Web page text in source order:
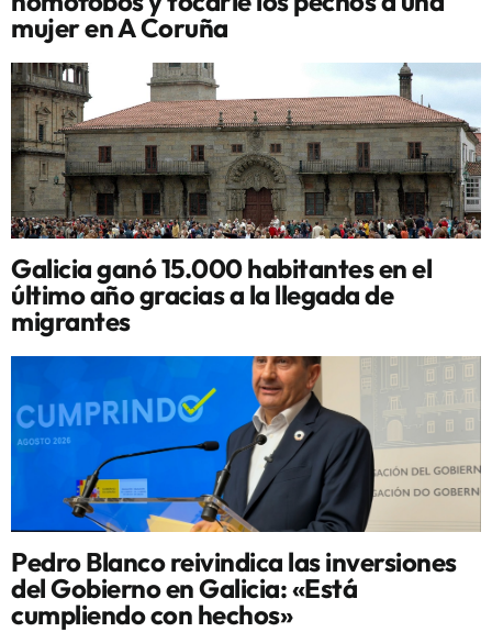
mujer en A Coruña
Galicia ganó 15.000 habitantes en el
último año gracias a la llegada de
migrantes
Pedro Blanco reivindica las inversiones
del Gobierno en Galicia: «Está
cumpliendo con hechos»